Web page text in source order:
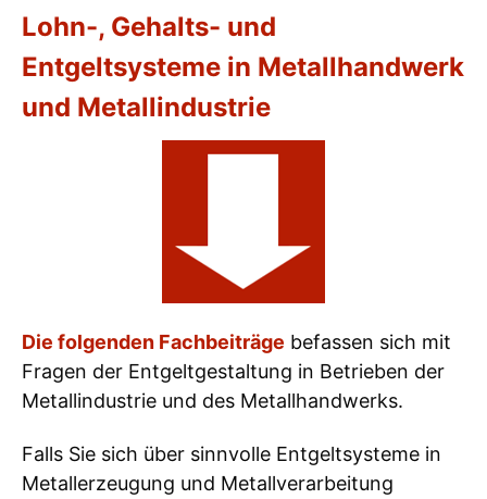
Lohn-, Gehalts- und
Entgeltsysteme in Metallhandwerk
und Metallindustrie
Die folgenden Fachbeiträge befassen sich mit
Fragen der Entgeltgestaltung in Betrieben der
Metallindustrie und des Metallhandwerks.
Falls Sie sich über sinnvolle Entgeltsysteme in
Metallerzeugung und Metallverarbeitung